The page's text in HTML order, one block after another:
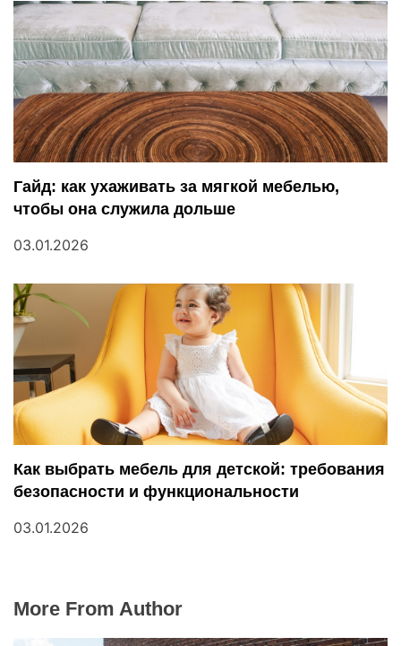
а
п
и
с
я
м
Гайд: как ухаживать за мягкой мебелью,
чтобы она служила дольше
03.01.2026
Как выбрать мебель для детской: требования
безопасности и функциональности
03.01.2026
More From Author